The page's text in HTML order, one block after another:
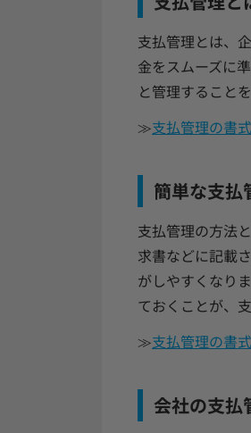
支払管理とは、
金をスムーズに
と管理すること
≫支払管理の書
簡単な支払
支払管理の方法
求書などに記載
がしやすくなり
ておくことが、
≫支払管理の書
会社の支払